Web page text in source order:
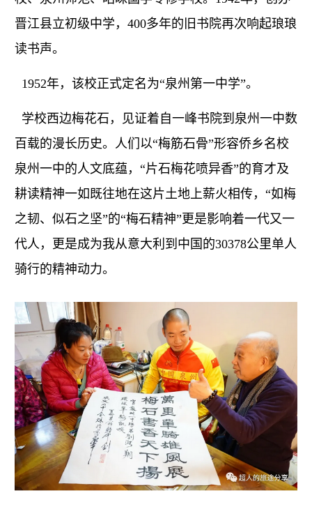
晋江县立初级中学，400多年的旧书院再次响起琅琅
读书声。
1952年，该校正式定名为“泉州第一中学”。
学校西边梅花石，见证着自一峰书院到泉州一中数
百载的漫长历史。人们以“梅筋石骨”形容侨乡名校
泉州一中的人文底蕴，“片石梅花喷异香”的育才及
耕读精神一如既往地在这片土地上薪火相传，“如梅
之韧、似石之坚”的“梅石精神”更是影响着一代又一
代人，更是成为我从意大利到中国的30378公里单人
骑行的精神动力。